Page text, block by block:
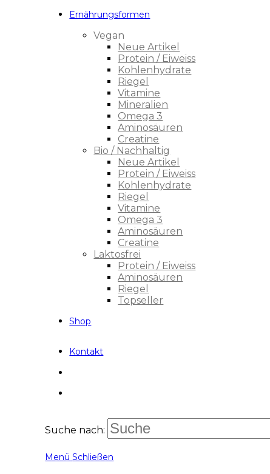
Ernährungsformen
Vegan
Neue Artikel
Protein / Eiweiss
Kohlenhydrate
Riegel
Vitamine
Mineralien
Omega 3
Aminosäuren
Creatine
Bio / Nachhaltig
Neue Artikel
Protein / Eiweiss
Kohlenhydrate
Riegel
Vitamine
Omega 3
Aminosäuren
Creatine
Laktosfrei
Protein / Eiweiss
Aminosäuren
Riegel
Topseller
Shop
Kontakt
Suche nach:
Menü Schließen